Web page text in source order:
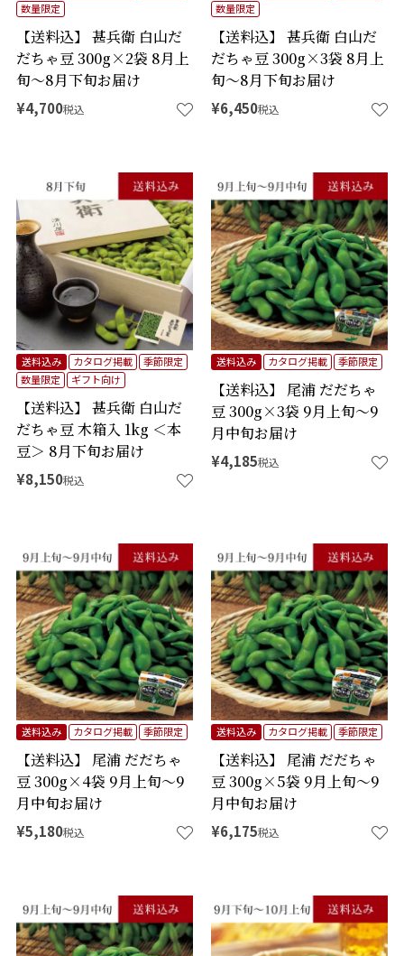
【送料込】 甚兵衛 白山だ
だちゃ豆 300g×2袋 8月上
旬～8月下旬お届け
数量限定
¥4,700税込
【送料込】 甚兵衛 白山だ
だちゃ豆 300g×3袋 8月上
旬～8月下旬お届け
数量限定
¥6,450税込
【送料込】 甚兵衛 白山だ
だちゃ豆 木箱入 1kg ＜本
豆＞ 8月下旬お届け
送料込み カタログ掲載
季節限定
数量限定
ギフト向け
¥8,150税込
【送料込】 尾浦 だだちゃ
豆 300g×3袋 9月上旬～9
月中旬お届け
送料込み カタログ掲載 季節限定
¥4,185税込
【送料込】 尾浦 だだちゃ
豆 300g×4袋 9月上旬～9
月中旬お届け
送料込み カタログ掲載 季節限定
¥5,180税込
【送料込】 尾浦 だだちゃ
豆 300g×5袋 9月上旬～9
月中旬お届け
送料込み カタログ掲載 季節限定
¥6,175税込